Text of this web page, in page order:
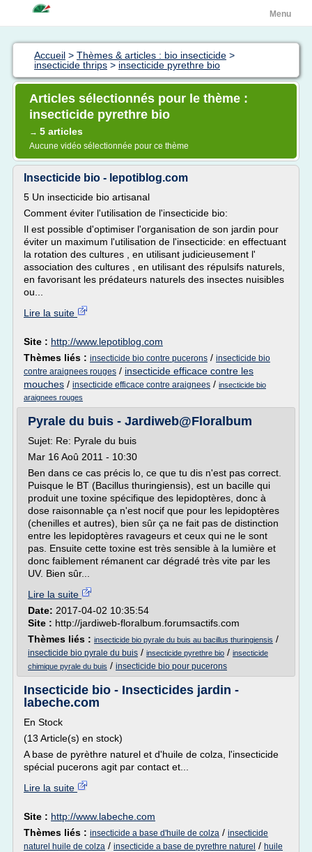
Menu
Accueil > Thèmes & articles : bio insecticide >
insecticide thrips > insecticide pyrethre bio
Articles sélectionnés pour le thème :
insecticide pyrethre bio
→ 5 articles
Aucune vidéo sélectionnée pour ce thème
Insecticide bio - lepotiblog.com
5 Un insecticide bio artisanal
Comment éviter l'utilisation de l'insecticide bio:
Il est possible d'optimiser l'organisation de son jardin pour
éviter un maximum l'utilisation de l'insecticide: en effectuant
la rotation des cultures , en utilisant judicieusement l'
association des cultures , en utilisant des répulsifs naturels,
en favorisant les prédateurs naturels des insectes nuisibles
ou...
Lire la suite
Site : http://www.lepotiblog.com
Thèmes liés : insecticide bio contre pucerons / insecticide bio
contre araignees rouges / insecticide efficace contre les
mouches / insecticide efficace contre araignees / insecticide bio
araignees rouges
Pyrale du buis - Jardiweb@Floralbum
Sujet: Re: Pyrale du buis
Mar 16 Aoû 2011 - 10:30
Ben dans ce cas précis lo, ce que tu dis n'est pas correct.
Puisque le BT (Bacillus thuringiensis), est un bacille qui
produit une toxine spécifique des lepidoptères, donc à
dose raisonnable ça n'est nocif que pour les lepidoptères
(chenilles et autres), bien sûr ça ne fait pas de distinction
entre les lepidoptères ravageurs et ceux qui ne le sont
pas. Ensuite cette toxine est très sensible à la lumière et
donc faiblement rémanent car dégradé très vite par les
UV. Bien sûr...
Lire la suite
Date: 2017-04-02 10:35:54
Site : http://jardiweb-floralbum.forumsactifs.com
Thèmes liés : insecticide bio pyrale du buis au bacillus thuringiensis /
insecticide bio pyrale du buis / insecticide pyrethre bio / insecticide
chimique pyrale du buis / insecticide bio pour pucerons
Insecticide bio - Insecticides jardin -
labeche.com
En Stock
(13 Article(s) en stock)
A base de pyrèthre naturel et d'huile de colza, l'insecticide
spécial pucerons agit par contact et...
Lire la suite
Site : http://www.labeche.com
Thèmes liés : insecticide a base d'huile de colza / insecticide
naturel huile de colza / insecticide a base de pyrethre naturel / huile